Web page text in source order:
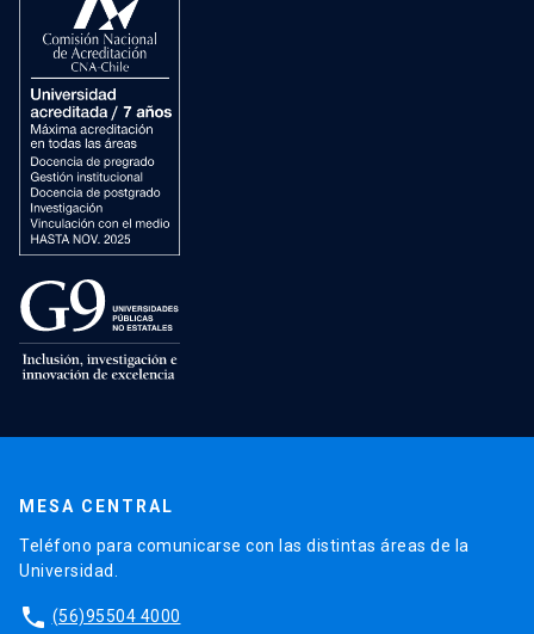
MESA CENTRAL
Teléfono para comunicarse con las distintas áreas de la
Universidad.
phone (56)95504 4000